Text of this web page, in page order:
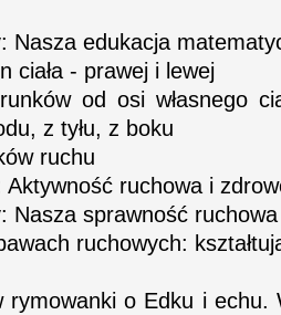
Nasza edukacja
ciała - prawej i lewej
od osi własnego
z tyłu, z boku
ruchu
Aktywność ruchowa i
Nasza sprawność ruchowa
ruchowych:
rymowanki o Edku i